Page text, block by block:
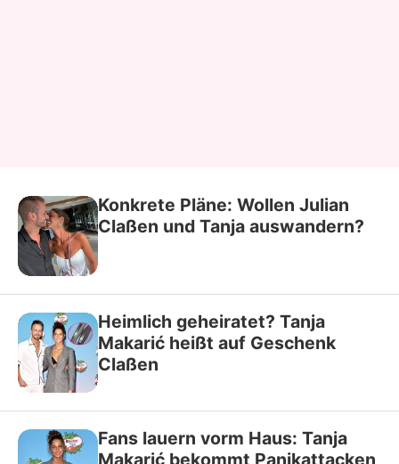
Konkrete Pläne: Wollen Julian
Claßen und Tanja auswandern?
Heimlich geheiratet? Tanja
Makarić heißt auf Geschenk
Claßen
Fans lauern vorm Haus: Tanja
Makarić bekommt Panikattacken